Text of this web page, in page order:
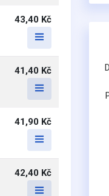
43,40 Kč
41,40 Kč
41,90 Kč
42,40 Kč